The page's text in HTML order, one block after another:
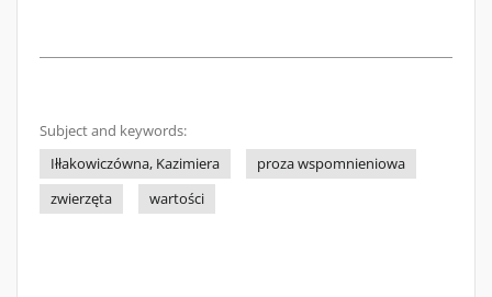
Subject and keywords:
Iłłakowiczówna, Kazimiera
proza wspomnieniowa
zwierzęta
wartości